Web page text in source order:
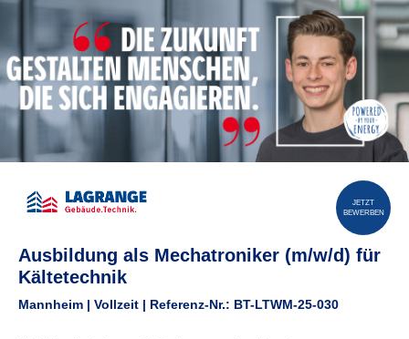
JETZT
BEWERBEN
Ausbildung als Mechatroniker (m/w/d) für
Kältetechnik
Mannheim | Vollzeit | Referenz-Nr.: BT-LTWM-25-030